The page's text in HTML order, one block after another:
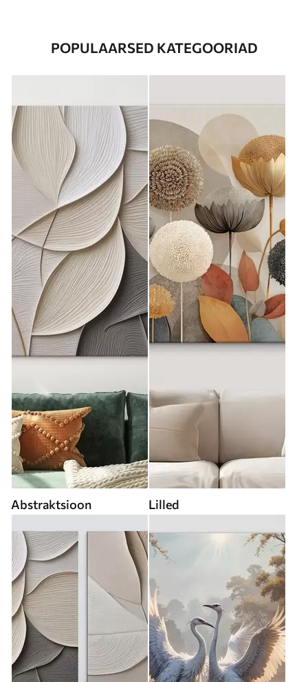
POPULAARSED KATEGOORIAD
Abstraktsioon Lilled